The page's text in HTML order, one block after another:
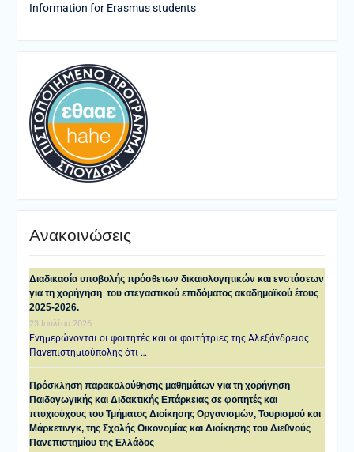
Information for Erasmus students
Ανακοινώσεις
Διαδικασία υποβολής πρόσθετων δικαιολογητικών και ενστάσεων
για τη χορήγηση του στεγαστικού επιδόματος ακαδημαϊκού έτους
2025-2026.
23 Ιουλίου 2026
Ενημερώνονται οι φοιτητές και οι φοιτήτριες της Αλεξάνδρειας
Πανεπιστημιούπολης ότι …
Πρόσκληση παρακολούθησης μαθημάτων για τη χορήγηση
Παιδαγωγικής και Διδακτικής Επάρκειας σε φοιτητές και
πτυχιούχους του Τμήματος Διοίκησης Οργανισμών, Τουρισμού και
Μάρκετινγκ, της Σχολής Οικονομίας και Διοίκησης του Διεθνούς
Πανεπιστημίου της Ελλάδος